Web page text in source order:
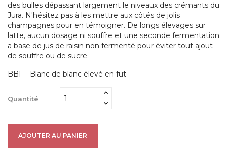
des bulles dépassant largement le niveaux des crémants du
Jura. N'hésitez pas à les mettre aux côtés de jolis
champagnes pour en témoigner. De longs élevages sur
latte, aucun dosage ni souffre et une seconde fermentation
a base de jus de raisin non fermenté pour éviter tout ajout
de souffre ou de sucre.
BBF - Blanc de blanc élevé en fut
Quantité
AJOUTER AU PANIER